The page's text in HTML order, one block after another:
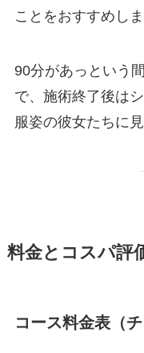
ことをおすすめしま
90分があっという
で、施術終了後は
服姿の彼女たちに
料金とコスパ評
コース料金表（チ